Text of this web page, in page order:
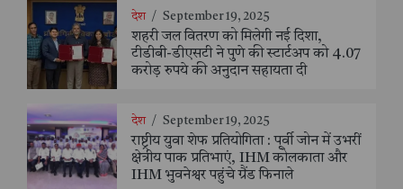
देश / September 19, 2025
शहरी जल वितरण को मिलेगी नई दिशा,
टीडीबी-डीएसटी ने पुणे की स्टार्टअप को 4.07
करोड़ रुपये की अनुदान सहायता दी
देश / September 19, 2025
राष्ट्रीय युवा शेफ प्रतियोगिता : पूर्वी जोन में उभरीं
क्षेत्रीय पाक प्रतिभाएं, IHM कोलकाता और
IHM भुवनेश्वर पहुंचे ग्रैंड फिनाले